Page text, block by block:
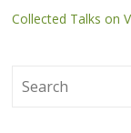
Collected Talks on